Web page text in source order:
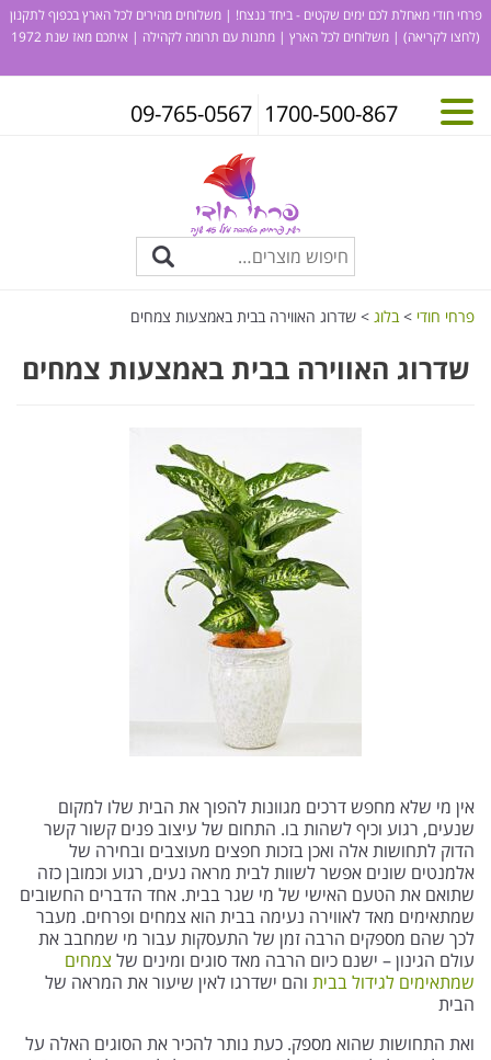
פרחי חודי מאחלת לכם ימים שקטים - ביחד ננצח! | משלוחים מהירים לכל הארץ בכפוף לתקנון
(לחצו לקריאה) | משלוחים לכל הארץ | מתנות עם תרומה לקהילה | איתכם מאז שנת 1972
1700-500-867
09-765-0567
פרחי חודי >בלוג > שדרוג האווירה בבית באמצעות צמחים
שדרוג האווירה בבית באמצעות צמחים
אין מי שלא מחפש דרכים מגוונות להפוך את הבית שלו למקום
שנעים, רגוע וכיף לשהות בו. התחום של עיצוב פנים קשור קשר
הדוק לתחושות אלה ואכן בזכות חפצים מעוצבים ובחירה של
אלמנטים שונים אפשר לשוות לבית מראה נעים, רגוע וכמובן כזה
שתואם את הטעם האישי של מי שגר בבית. אחד הדברים החשובים
שמתאימים מאד לאווירה נעימה בבית הוא צמחים ופרחים. מעבר
לכך שהם מספקים הרבה זמן של התעסקות עבור מי שמחבב את
עולם הגינון – ישנם כיום הרבה מאד סוגים ומינים של צמחים
שמתאימים לגידול בבית והם ישדרגו לאין שיעור את המראה של
הבית
ואת התחושות שהוא מספק. כעת נותר להכיר את הסוגים האלה על